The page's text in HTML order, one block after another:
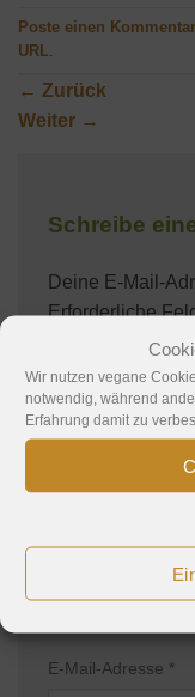
Wir nutzen vegane
notwendig, während
Erfahrung damit zu
Poste einen Kommentar
URL.
← Zurück
Weiter →
Schreibe
Deine E-Mail-
Erforderliche
E-Mail-Adresse *